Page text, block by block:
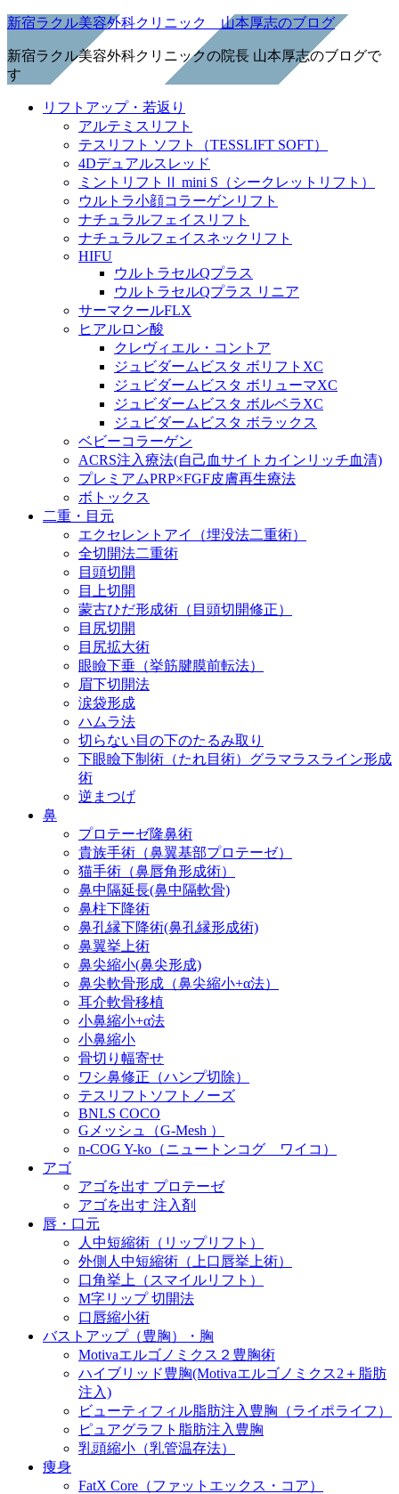
新宿ラクル美容外科クリニック 山本厚志のブログ
新宿ラクル美容外科クリニックの院長 山本厚志のブログで
す
リフトアップ・若返り
アルテミスリフト
テスリフト ソフト（TESSLIFT SOFT）
4Dデュアルスレッド
ミントリフトⅡ mini S（シークレットリフト）
ウルトラ小顔コラーゲンリフト
ナチュラルフェイスリフト
ナチュラルフェイスネックリフト
HIFU
ウルトラセルQプラス
ウルトラセルQプラス リニア
サーマクールFLX
ヒアルロン酸
クレヴィエル・コントア
ジュビダームビスタ ボリフトXC
ジュビダームビスタ ボリューマXC
ジュビダームビスタ ボルベラXC
ジュビダームビスタ ボラックス
ベビーコラーゲン
ACRS注入療法(自己血サイトカインリッチ血清)
プレミアムPRP×FGF皮膚再生療法
ボトックス
二重・目元
エクセレントアイ（埋没法二重術）
全切開法二重術
目頭切開
目上切開
蒙古ひだ形成術（目頭切開修正）
目尻切開
目尻拡大術
眼瞼下垂（挙筋腱膜前転法）
眉下切開法
涙袋形成
ハムラ法
切らない目の下のたるみ取り
下眼瞼下制術（たれ目術）グラマラスライン形成
術
逆まつげ
鼻
プロテーゼ隆鼻術
貴族手術（鼻翼基部プロテーゼ）
猫手術（鼻唇角形成術）
鼻中隔延長(鼻中隔軟骨)
鼻柱下降術
鼻孔縁下降術(鼻孔縁形成術)
鼻翼挙上術
鼻尖縮小(鼻尖形成)
鼻尖軟骨形成（鼻尖縮小+α法）
耳介軟骨移植
小鼻縮小+α法
小鼻縮小
骨切り幅寄せ
ワシ鼻修正（ハンプ切除）
テスリフトソフトノーズ
BNLS COCO
Gメッシュ（G-Mesh ）
n-COG Y-ko（ニュートンコグ ワイコ）
アゴ
アゴを出す プロテーゼ
アゴを出す 注入剤
唇・口元
人中短縮術（リップリフト）
外側人中短縮術（上口唇挙上術）
口角挙上（スマイルリフト）
M字リップ 切開法
口唇縮小術
バストアップ（豊胸）・胸
Motivaエルゴノミクス２豊胸術
ハイブリッド豊胸(Motivaエルゴノミクス2＋脂肪
注入)
ビューティフィル脂肪注入豊胸（ライポライフ）
ピュアグラフト脂肪注入豊胸
乳頭縮小（乳管温存法）
痩身
FatX Core（ファットエックス・コア）